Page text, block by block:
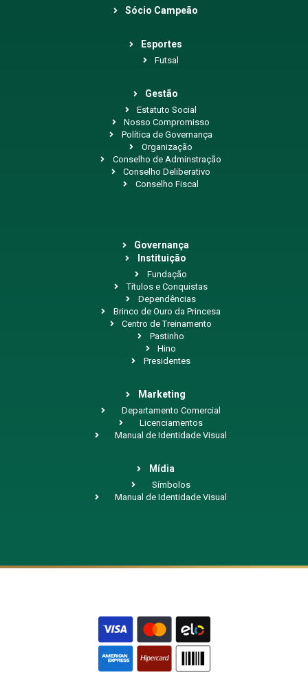
Sócio Campeão
Esportes
Futsal
Gestão
Estatuto Social
Nosso Compromisso
Política de Governança
Organização
Conselho de Adminstração
Conselho Deliberativo
Conselho Fiscal
Governança
Instituição
Fundação
Títulos e Conquistas
Dependências
Brinco de Ouro da Princesa
Centro de Treinamento
Pastinho
Hino
Presidentes
Marketing
Departamento Comercial
Licenciamentos
Manual de Identidade Visual
Mídia
Símbolos
Manual de Identidade Visual